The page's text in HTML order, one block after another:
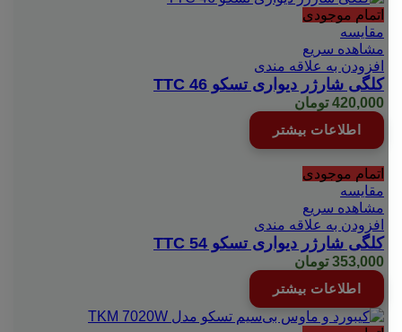
اتمام موجودی
مقایسه
مشاهده سریع
افزودن به علاقه مندی
کلگی شارژر دیواری تسکو TTC 46
420,000 تومان
اطلاعات بیشتر
اتمام موجودی
مقایسه
مشاهده سریع
افزودن به علاقه مندی
کلگی شارژر دیواری تسکو TTC 54
353,000 تومان
اطلاعات بیشتر